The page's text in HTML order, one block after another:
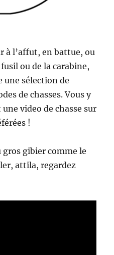
à l’affut, en battue, ou
ou de la carabine,
une sélection de
de chasses. Vous y
video de chasse sur
!
gros gibier comme le
attila, regardez